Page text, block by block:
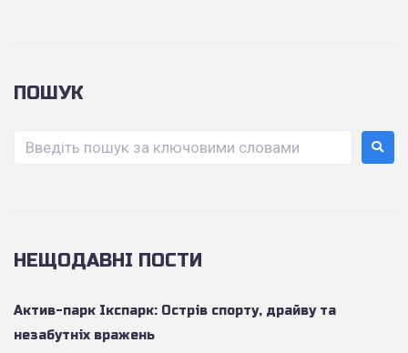
ПОШУК
НЕЩОДАВНІ ПОСТИ
Актив-парк Ікспарк: Острів спорту, драйву та
незабутніх вражень